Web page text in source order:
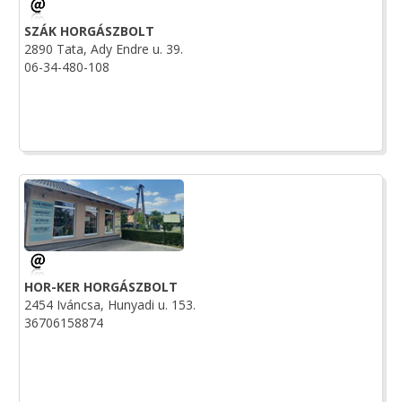
SZÁK HORGÁSZBOLT
2890 Tata, Ady Endre u. 39.
06-34-480-108
HOR-KER HORGÁSZBOLT
2454 Iváncsa, Hunyadi u. 153.
36706158874